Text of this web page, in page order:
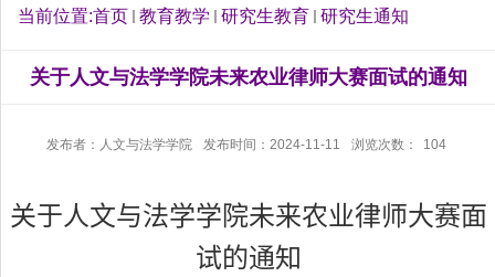
当前位置:首页 教育教学 研究生教育 研究生通知
关于人文与法学学院未来农业律师大赛面试的通知
发布者：人文与法学学院 发布时间：2024-11-11 浏览次数： 104
关于人文与法学学院未来农业律师大赛面
试的通知